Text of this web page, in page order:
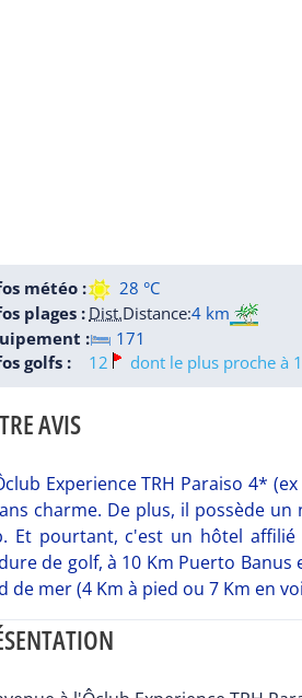
météo : 28 °C
plages : Dist.Distance:4 km
:
171
golfs :
12 dont le plus proche à
AVIS
Experience TRH Paraiso 4*
charme. De plus, il possède
Et pourtant, c'est un hôtel
de golf, à 10 Km Puerto
de mer (4 Km à pied ou 7 Km en